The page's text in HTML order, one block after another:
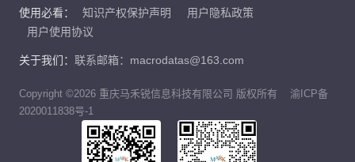
使用必看： 知识产权保护声明
用户隐私政策
用户使用协议
关于我们： 联系邮箱：macrodatas@163.com
Copyright ©2026 重庆马禾锐信息科技有限公司 版权所有
渝ICP备
2020011838号-1